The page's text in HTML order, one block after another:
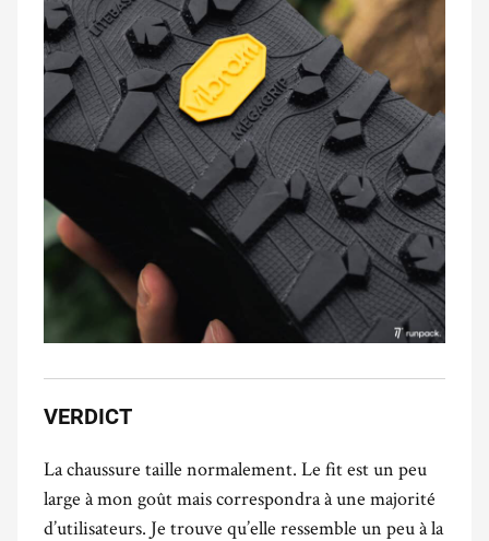
VERDICT
La chaussure taille normalement. Le fit est un peu
large à mon goût mais correspondra à une majorité
d’utilisateurs. Je trouve qu’elle ressemble un peuà la